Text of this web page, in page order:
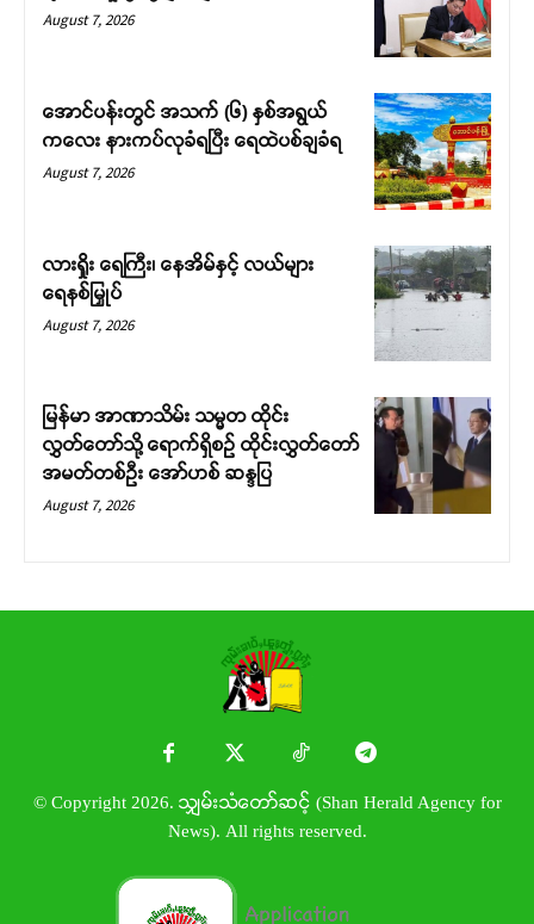
August 7, 2026
အောင်ပန်းတွင် အသက် (၆) နှစ်အရွယ်
ကလေး နားကပ်လုခံရပြီး ရေထဲပစ်ချခံရ
August 7, 2026
လားရှိုး ရေကြီး၊ နေအိမ်နှင့် လယ်များ
ရေနစ်မြှုပ်
August 7, 2026
မြန်မာ အာဏာသိမ်း သမ္မတ ထိုင်း
လွှတ်တော်သို့ ရောက်ရှိစဉ် ထိုင်းလွှတ်တော်
အမတ်တစ်ဦး အော်ဟစ် ဆန္ဒပြ
August 7, 2026
© Copyright 2026. သျှမ်းသံတော်ဆင့် (Shan Herald Agency for
News). All rights reserved.